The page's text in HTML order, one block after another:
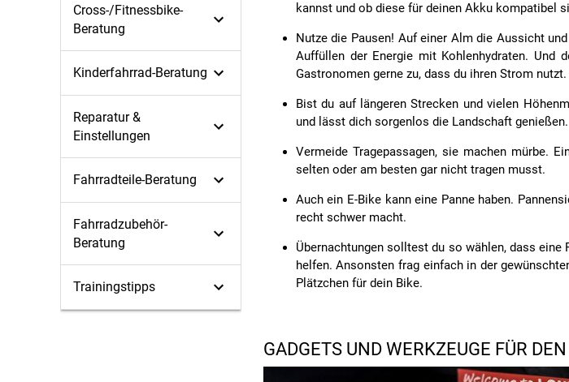
Cross-/Fitnessbike-
Beratung
Kinderfahrrad-Beratung
Reparatur &
Einstellungen
Fahrradteile-Beratung
Fahrradzubehör-
Beratung
Trainingstipps
kannst und ob diese für deinen Akku kompatibel
Nutze die Pausen! Auf einer Alm die Aussicht
Auffüllen der Energie mit Kohlenhydraten.
Gastronomen gerne zu, dass du ihren Strom
Bist du auf längeren Strecken und vielen
und lässt dich sorgenlos die Landschaft
Vermeide Tragepassagen, sie machen mürbe.
selten oder am besten gar nicht tragen musst.
Auch ein E-Bike kann eine Panne haben.
recht schwer macht.
Übernachtungen solltest du so wählen, dass
helfen. Ansonsten frag einfach in der
Plätzchen für dein Bike.
GADGETS UND WERKZEUGE FÜR